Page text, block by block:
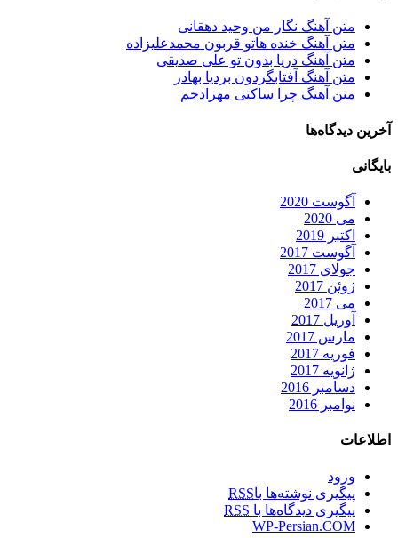
متن آهنگ نگار من وحید دهقانی
متن آهنگ خنده هاتو قربون محمدعلیزاده
متن آهنگ دریا بدون تو علی صدیقی
متن آهنگ آفتابگردون بردیا بهادر
متن آهنگ چرا ساکتی مهرادجم
دیدگاه‌ها
آگوست 2020
می 2020
اکتبر 2019
آگوست 2017
جولای 2017
ژوئن 2017
می 2017
آوریل 2017
مارس 2017
فوریه 2017
ژانویه 2017
دسامبر 2016
نوامبر 2016
ورود
پیگیری نوشته‌ها باRSS
پیگیری دیدگاه‌ها باRSS
WP-Persian.COM